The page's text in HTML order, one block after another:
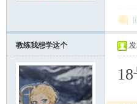
教练我想学这个